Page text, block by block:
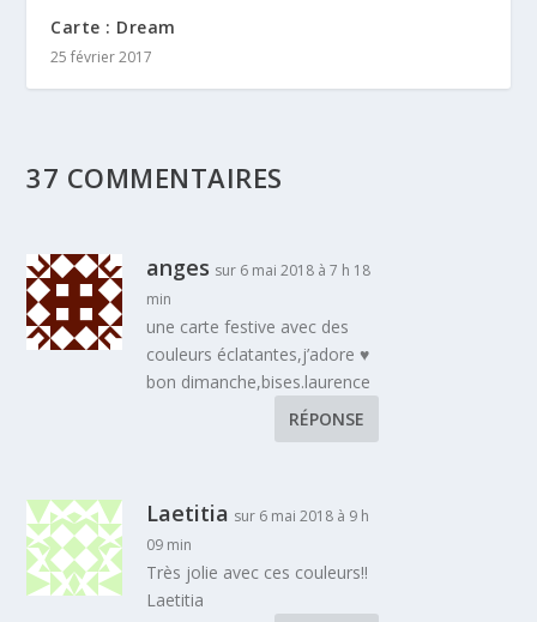
Carte : Dream
25 février 2017
37 COMMENTAIRES
anges sur 6 mai 2018 à 7 h 18
min
une carte festive avec des
couleurs éclatantes,j’adore ♥
bon dimanche,bises.laurence
RÉPONSE
Laetitia sur 6 mai 2018 à 9 h
09 min
Très jolie avec ces couleurs!!
Laetitia